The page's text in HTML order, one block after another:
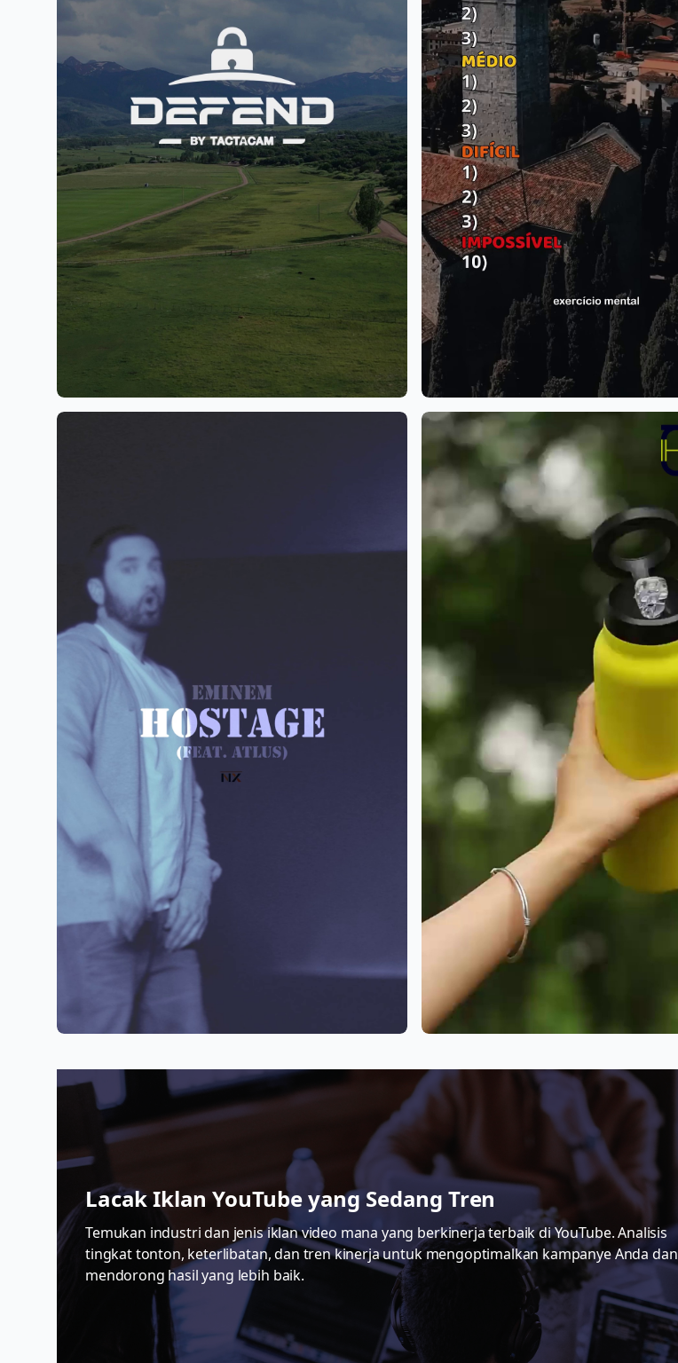
Lacak Iklan YouTube yang Sedang Tren
Temukan industri dan jenis iklan video mana yang berkinerja terbaik di YouTube. Analisis
tingkat tonton, keterlibatan, dan tren kinerja untuk mengoptimalkan kampanye Anda dan
mendorong hasil yang lebih baik.